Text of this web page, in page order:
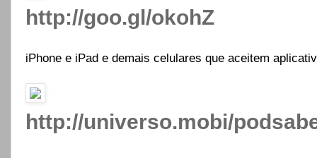
http://goo.gl/okohZ
iPhone e iPad e demais celulares que aceitem
http://universo.mobi/